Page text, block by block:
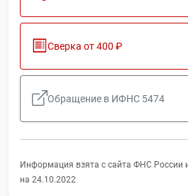
Сверка от 400 ₽
Обращение в ИФНС 5474
Информация взята с сайта ФНС России
на 24.10.2022